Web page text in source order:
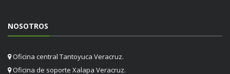
NOSOTROS
Oficina central Tantoyuca Veracruz.
Oficina de soporte Xalapa Veracruz.